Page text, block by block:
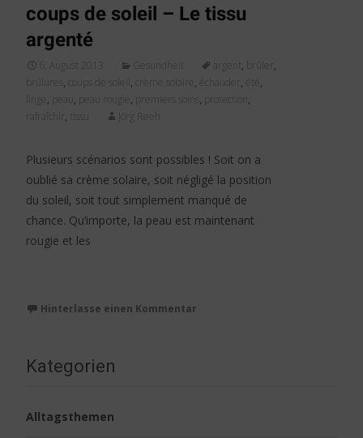
coups de soleil – Le tissu
argenté
6. August 2013 Gesundheit argent, brûler ,
brûlures , , crème solaire , , été ,
, , , premiers soins , protection ,
rafraîchir , tissu Jörg Reeh
Plusieurs scénarios sont possibles ! Soit on a
oublié sa crème solaire, soit négligé la position
du soleil, soit tout simplement manqué de
chance. Qu’importe, la peau est maintenant
rougie et les
Hinterlasse einen Kommentar
Kategorien
Alltagsthemen